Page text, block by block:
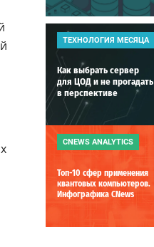
ТЕХНОЛОГИЯ МЕСЯЦА
Как выбрать сервер
для ЦОД и не прогадать
в перспективе
CNEWS ANALYTICS
Топ-10 сфер применения
квантовых компьютеров.
Инфографика CNews